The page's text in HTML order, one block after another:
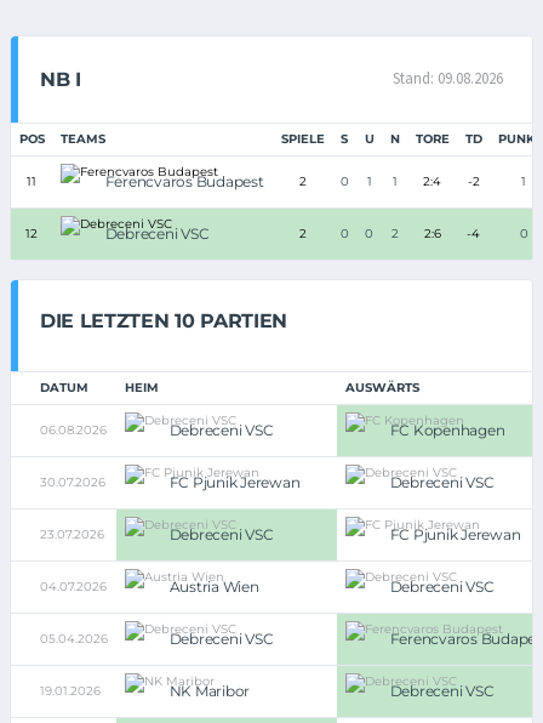
NB I Stand: 09.08.2026
POS TEAMS SPIELE S U N TORE TD
11 Ferencvaros Budapest 2 0 1 1 2:4 -2 1
12 Debreceni VSC 2 0 0 2 2:6 -4 0
DIE LETZTEN 10 PARTIEN
DATUM HEIM AUSWÄRTS
06.08.2026 Debreceni VSC FC Kopenhagen
30.07.2026 FC Pjunik Jerewan Debreceni VSC
23.07.2026 Debreceni VSC FC Pjunik Jerewan
04.07.2026 Austria Wien Debreceni VSC
05.04.2026 Debreceni VSC Ferencvaros
19.01.2026 NK Maribor Debreceni VSC